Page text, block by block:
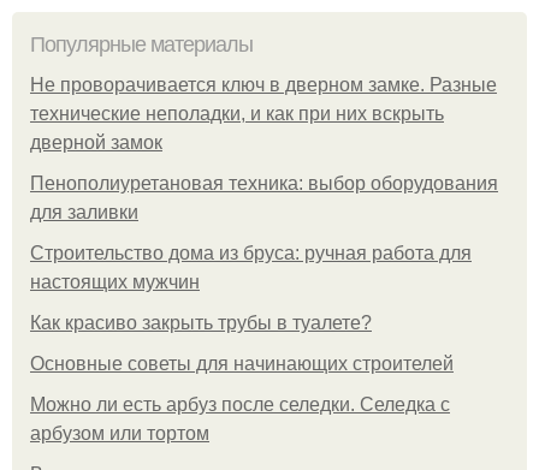
Популярные материалы
Не проворачивается ключ в дверном замке. Разные
технические неполадки, и как при них вскрыть
дверной замок
Пенополиуретановая техника: выбор оборудования
для заливки
Строительство дома из бруса: ручная работа для
настоящих мужчин
Как красиво закрыть трубы в туалете?
Основные советы для начинающих строителей
Можно ли есть арбуз после селедки. Селедка с
арбузом или тортом